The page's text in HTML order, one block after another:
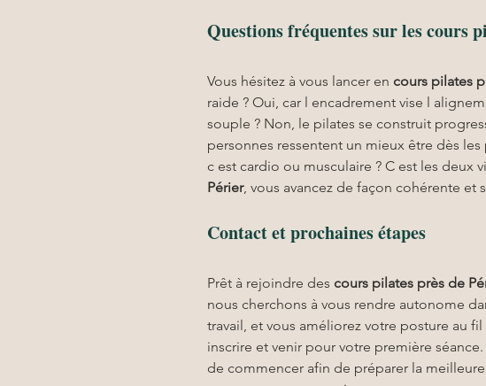
Questions fréquentes sur les cours
Vous hésitez à vous lancer en cours pilates
raide ? Oui, car l encadrement vise l
souple ? Non, le pilates se construit
personnes ressentent un mieux être dès
c est cardio ou musculaire ? C est les deux
Périer, vous avancez de façon cohérente et
Contact et prochaines étapes
Prêt à rejoindre des cours pilates près de
nous cherchons à vous rendre autonome
travail, et vous améliorez votre posture au
inscrire et venir pour votre première
de commencer afin de préparer la